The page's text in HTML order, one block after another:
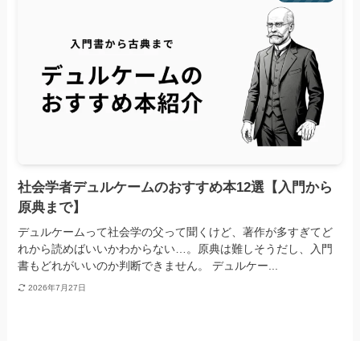
社会学者デュルケームのおすすめ本12選【入門から
原典まで】
デュルケームって社会学の父って聞くけど、著作が多すぎてど
れから読めばいいかわからない…。原典は難しそうだし、入門
書もどれがいいのか判断できません。 デュルケー...
2026年7月27日